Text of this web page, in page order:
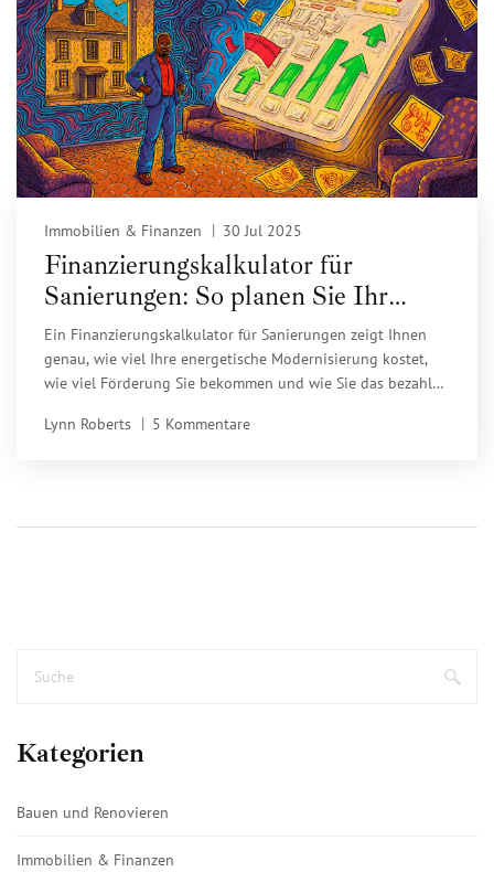
Immobilien & Finanzen 30 Jul 2025
Finanzierungskalkulator für
Sanierungen: So planen Sie Ihr
Budget digital
Ein Finanzierungskalkulator für Sanierungen zeigt Ihnen
genau, wie viel Ihre energetische Modernisierung kostet,
wie viel Förderung Sie bekommen und wie Sie das bezahlen
Ergebnisse.
Lynn Roberts 5 Kommentare
Kategorien
Bauen und Renovieren
Immobilien & Finanzen